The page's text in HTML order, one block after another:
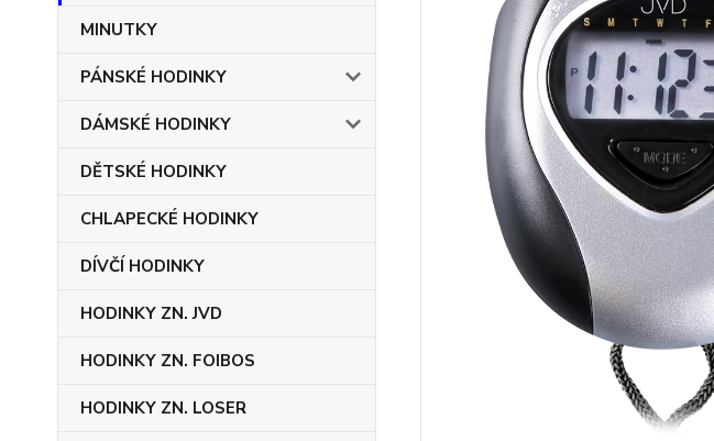
MINUTKY
PÁNSKÉ HODINKY
DÁMSKÉ HODINKY
DĚTSKÉ HODINKY
CHLAPECKÉ HODINKY
DÍVČÍ HODINKY
HODINKY ZN. JVD
HODINKY ZN. FOIBOS
HODINKY ZN. LOSER